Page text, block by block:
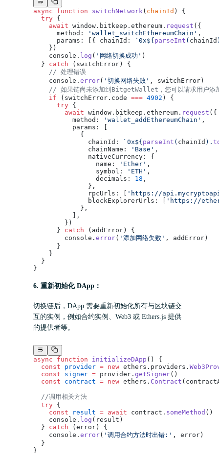
async function switchNetwork ( chainId ) {
  try
{
    await
window.bitkeep.ethereum. request ({
      method:
'wallet_switchEthereumChain' ,
      params: [{ chainId:
`0x${ parseInt ( chainId
    })
    console.
log ( '网络切换成功' )
  }
catch (switchError) {
    // 处理错误
    console.
error( '切换网络失败' , switchError)
// 如果链尚未添加到BitgetWallet，您可以请求用户添
    if
(switchError.code === 4902 ) {
      try
{
        await
window.bitkeep.ethereum. request ({
          method:
'wallet_addEthereumChain' ,
          params: [
            {
              chainId:
`0x${ parseInt ( chainId ).
              chainName:
'Base' ,
              nativeCurrency: {
                name:
'Ether' ,
                symbol:
'ETH' ,
                decimals:
18 ,
              },
              rpcUrls: [
'https://
              blockExplorerUrls: [
'https://
            },
          ],
        })
      }
catch (addError) {
        console.
error( '添加网络失败' , addError)
      }
    }
  }
}
6. 重新初始化 DApp ：
切换链后，DApp 需要重新初始化所有与区块链交
互的实例，例如合约实例、Web3 或 Ethers.js 提供
的提供者等。
async function initializeDApp () {
  const
provider = new ethers.providers.
  const
signer = provider. getSigner()
  const
contract = new ethers. Contract
  //调用相关方法
  try
{
    const
result = await contract. someMethod ()
    console.
log (result)
  }
catch (error) {
    console.
error( '调用合约方法时出错:' , error)
  }
}